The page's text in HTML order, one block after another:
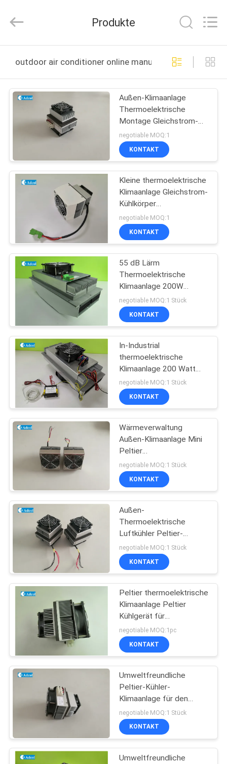
PRODUKTE
VIDEOS
UNS
AUSFLUG
QUALITÄTSKONTROLLE
KONTAKT
NACHRICHTEN
SITEMAP
PRIVACY
POLICY
Reserved.
Produkte
outdoor air conditioner online manufacture
Außen-Klimaanlage
Thermoelektrische
Montage Gleichstrom-
Kühlkörper
Wärmewasserbecken
und Lüfter
negotiable MOQ:1
KONTAKT
Kleine thermoelektrische
Klimaanlage Gleichstrom-
Kühlkörper
Wärmewaschbecken und
Lüfter
negotiable MOQ:1
KONTAKT
55 dB Lärm
Thermoelektrische
Klimaanlage 200W
Telekom-Schrank 48VDC
negotiable MOQ:1 Stück
KONTAKT
In-Industrial
thermoelektrische
Klimaanlage 200 Watt
Telekommunikationsschrank
Geräuscharm
negotiable MOQ:1 Stück
KONTAKT
Wärmeverwaltung
Außen-Klimaanlage Mini
Peltier
Thermoelektrische
Montage 50W 24VDC
negotiable MOQ:1 Stück
KONTAKT
Außen-
Thermoelektrische
Luftkühler Peltier-
Klimatisierungsanlage
negotiable MOQ:1 Stück
KONTAKT
Peltier thermoelektrische
Klimaanlage Peltier
Kühlgerät für
Außenkammer ATA025
12VDC
negotiable MOQ:1pc
KONTAKT
Umweltfreundliche
Peltier-Kühler-
Klimaanlage für den
Außenschrank
negotiable MOQ:1 Stück
KONTAKT
Umweltfreundliche